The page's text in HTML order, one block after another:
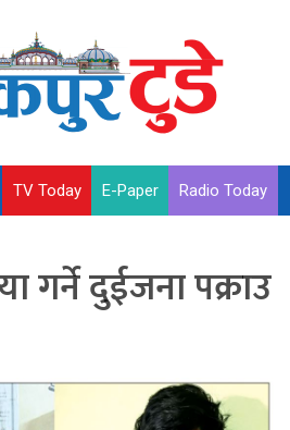
TV Today E-Paper Radio Today
गर्ने दुईजना पक्राउ